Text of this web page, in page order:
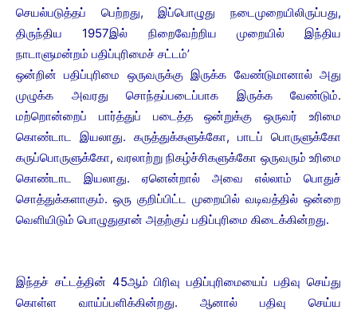
செயல்படுத்தப் பெற்றது, இப்பொழுது நடைமுறையிலிருப்பது,
திருந்திய 1957இல் நிறைவேற்றிய முறையில் இந்திய
நாடாளுமன்றம் பதிப்புரிமைச் சட்டம்’
ஒன்றின் பதிப்புரிமை ஒருவருக்கு இருக்க வேண்டுமானால் அது
முழுக்க அவரது சொந்தப்படைப்பாக இருக்க வேண்டும்.
மற்றொன்றைப் பார்த்துப் படைத்த ஒன்றுக்கு ஒருவர் உரிமை
கொண்டாட இயலாது. கருத்துக்களுக்கோ, பாடப் பொருளுக்கோ
கருப்பொருளுக்கோ, வரலாற்று நிகழ்ச்சிகளுக்கோ ஒருவரும் உரிமை
கொண்டாட இயலாது. ஏனென்றால் அவை எல்லாம் பொதுச்
சொத்துக்களாகும். ஒரு குறிப்பிட்ட முறையில் வடிவத்தில் ஒன்றை
வெளியிடும் பொழுதுதான் அதற்குப் பதிப்புரிமை கிடைக்கின்றது.
இந்தச் சட்டத்தின் 45ஆம் பிரிவு பதிப்புரிமையைப் பதிவு செய்து
கொள்ள வாய்ப்பளிக்கின்றது. ஆனால் பதிவு செய்ய